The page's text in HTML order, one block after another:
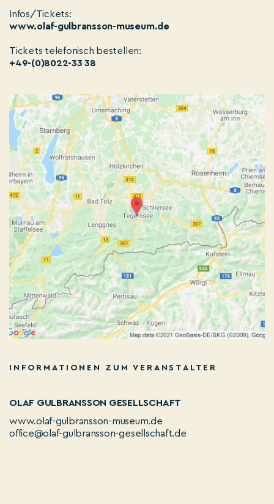
Infos/Tickets:
www.olaf-gulbransson-museum.de
Tickets telefonisch bestellen:
+49-(0)8022-33 38
INFORMATIONEN ZUM VERANSTALTER
OLAF GULBRANSSON GESELLSCHAFT
www.olaf-gulbransson-museum.de
office@olaf-gulbransson-gesellschaft.de